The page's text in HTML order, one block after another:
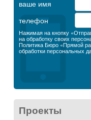
ваше имя
телефон
Нажимая на кнопку
на обработку своих
Политика Бюро «Прямой
обработки персональных
Проекты